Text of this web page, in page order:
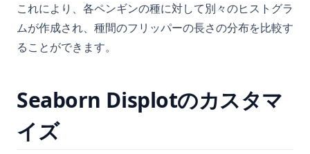
これにより、各ペンギンの種に対して別々のヒストグラ
ムが作成され、種間のフリッパーの長さの分布を比較す
ることができます。
Seaborn Displotのカスタマ
イズ